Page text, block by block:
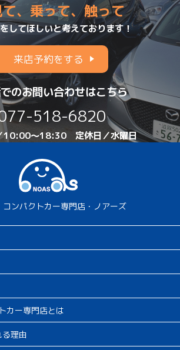
、乗って、触って
してほしいと考えております！
来店予約をする
のお問い合わせはこちら
518-6820
10:00～18:30 定休日／水曜日
コンパクトカー専門店・ノアーズ
カー専門店とは
理由